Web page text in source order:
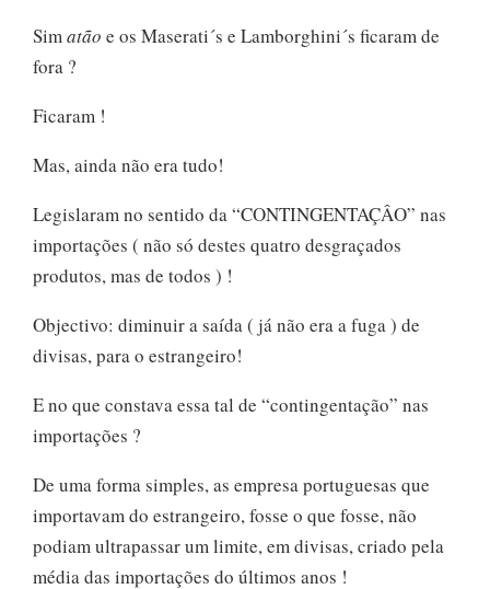
Sim atão e os Maserati´s e Lamborghini´s ficaram de
fora ?
Ficaram !
Mas, ainda não era tudo!
Legislaram no sentido da “CONTINGENTAÇÂO” nas
importações ( não só destes quatro desgraçados
produtos, mas de todos ) !
Objectivo: diminuir a saída ( já não era a fuga ) de
divisas, para o estrangeiro!
E no que constava essa tal de “contingentação” nas
importações ?
De uma forma simples, as empresa portuguesas que
importavam do estrangeiro, fosse o que fosse, não
podiam ultrapassar um limite, em divisas, criado pela
média das importações do últimos anos !